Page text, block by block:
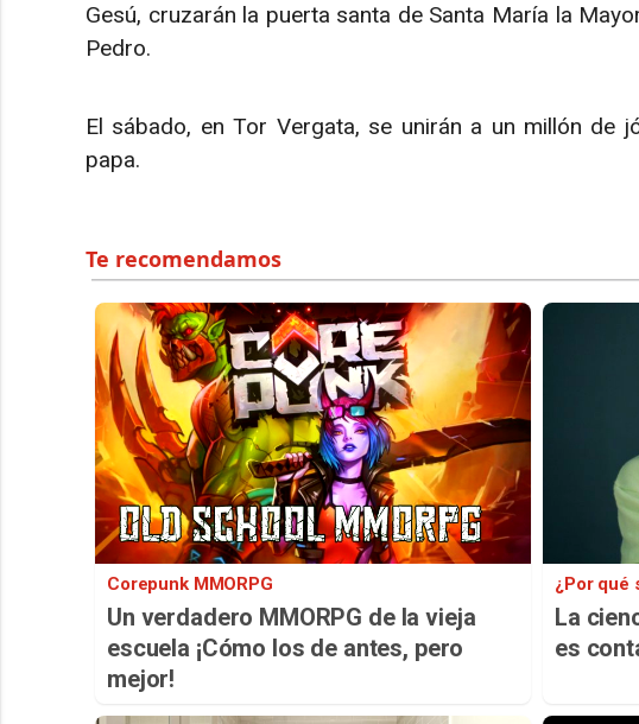
Gesú, cruzarán la puerta santa de Santa María la
Pedro.
El sábado, en Tor Vergata, se unirán a un millón de
papa.
Corepunk MMORPG
Un verdadero MMORPG de la vieja
escuela ¡Cómo los de antes, pero
mejor!
¿Por qué
La
es